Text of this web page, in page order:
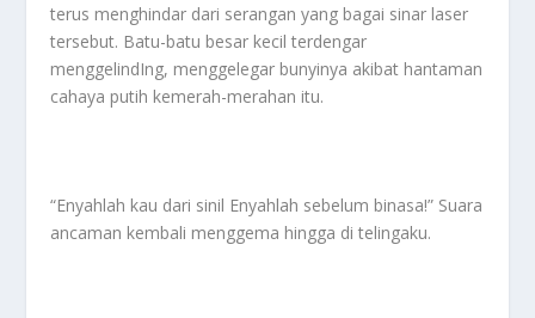
terus menghindar dari serangan yang bagai sinar laser
tersebut. Batu-batu besar kecil terdengar
menggelindIng, menggelegar bunyinya akibat hantaman
cahaya putih kemerah-merahan itu.
“Enyahlah kau dari sinil Enyahlah sebelum binasa!” Suara
ancaman kembali menggema hingga di telingaku.